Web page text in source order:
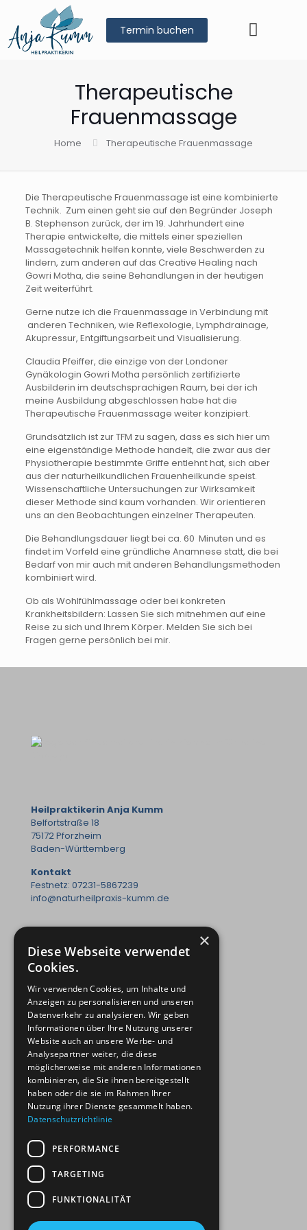
Termin buchen
Therapeutische
Frauenmassage
Home Therapeutische Frauenmassage
Die Therapeutische Frauenmassage ist eine kombinierte
Technik. Zum einen geht sie auf den Begründer Joseph
B. Stephenson zurück, der im 19. Jahrhundert eine
Therapie entwickelte, die mittels einer speziellen
Massagetechnik helfen konnte, viele Beschwerden zu
lindern, zum anderen auf das Creative Healing nach
Gowri Motha, die seine Behandlungen in der heutigen
Zeit weiterführt.
Gerne nutze ich die Frauenmassage in Verbindung mit
anderen Techniken, wie Reflexologie, Lymphdrainage,
Akupressur, Entgiftungsarbeit und Visualisierung.
Claudia Pfeiffer, die einzige von der Londoner
Gynäkologin Gowri Motha persönlich zertifizierte
Ausbilderin im deutschsprachigen Raum, bei der ich
meine Ausbildung abgeschlossen habe hat die
Therapeutische Frauenmassage weiter konzipiert.
Grundsätzlich ist zur TFM zu sagen, dass es sich hier um
eine eigenständige Methode handelt, die zwar aus der
Physiotherapie bestimmte Griffe entlehnt hat, sich aber
aus der naturheilkundlichen Frauenheilkunde speist.
Wissenschaftliche Untersuchungen zur Wirksamkeit
dieser Methode sind kaum vorhanden. Wir orientieren
uns an den Beobachtungen einzelner Therapeuten.
Die Behandlungsdauer liegt bei ca. 60 Minuten und es
findet im Vorfeld eine gründliche Anamnese statt, die bei
Bedarf von mir auch mit anderen Behandlungsmethoden
kombiniert wird.
Ob als Wohlfühlmassage oder bei konkreten
Krankheitsbildern: Lassen Sie sich mitnehmen auf eine
Reise zu sich und Ihrem Körper. Melden Sie sich bei
Fragen gerne persönlich bei mir.
Heilpraktikerin Anja Kumm
Belfortstraße 18
75172 Pforzheim
Baden-Württemberg
Kontakt
Festnetz: 07231-5867239
info@naturheilpraxis-kumm.de
Behandlungsschwerpunkte
Behandlungen Kinder
Behandlungen Erwachsene
Wichtige Links
Praxisgemeinschaft
Symptom-Navigator
Supervision für HP Kollegen
Rechtliche Informationen
Impressum
Datenschutz
Glossar
×
Diese Webseite verwendet
Cookies.
Wir verwenden Cookies, um Inhalte und
Anzeigen zu personalisieren und unseren
Datenverkehr zu analysieren. Wir geben
Informationen über Ihre Nutzung unserer
Website auch an unsere Werbe- und
Analysepartner weiter, die diese
möglicherweise mit anderen Informationen
kombinieren, die Sie ihnen bereitgestellt
haben oder die sie im Rahmen Ihrer
Nutzung ihrer Dienste gesammelt haben.
Datenschutzrichtlinie
PERFORMANCE
TARGETING
FUNKTIONALITÄT